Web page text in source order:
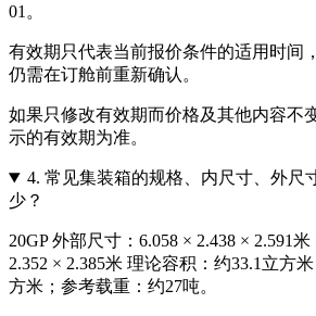
01。
有效期只代表当前报价条件的适用时间
仍需在订舱前重新确认。
如果只修改有效期而价格及其他内容不
示的有效期为准。
4. 常见集装箱的规格、内尺寸、外尺
少？
20GP 外部尺寸：6.058 × 2.438 × 2.591
2.352 × 2.385米 理论容积：约33.1立方
方米；参考载重：约27吨。